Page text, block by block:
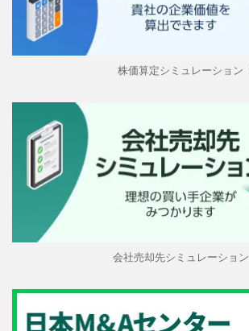
株価算定シミュレーション
会社売却先シミュレーション